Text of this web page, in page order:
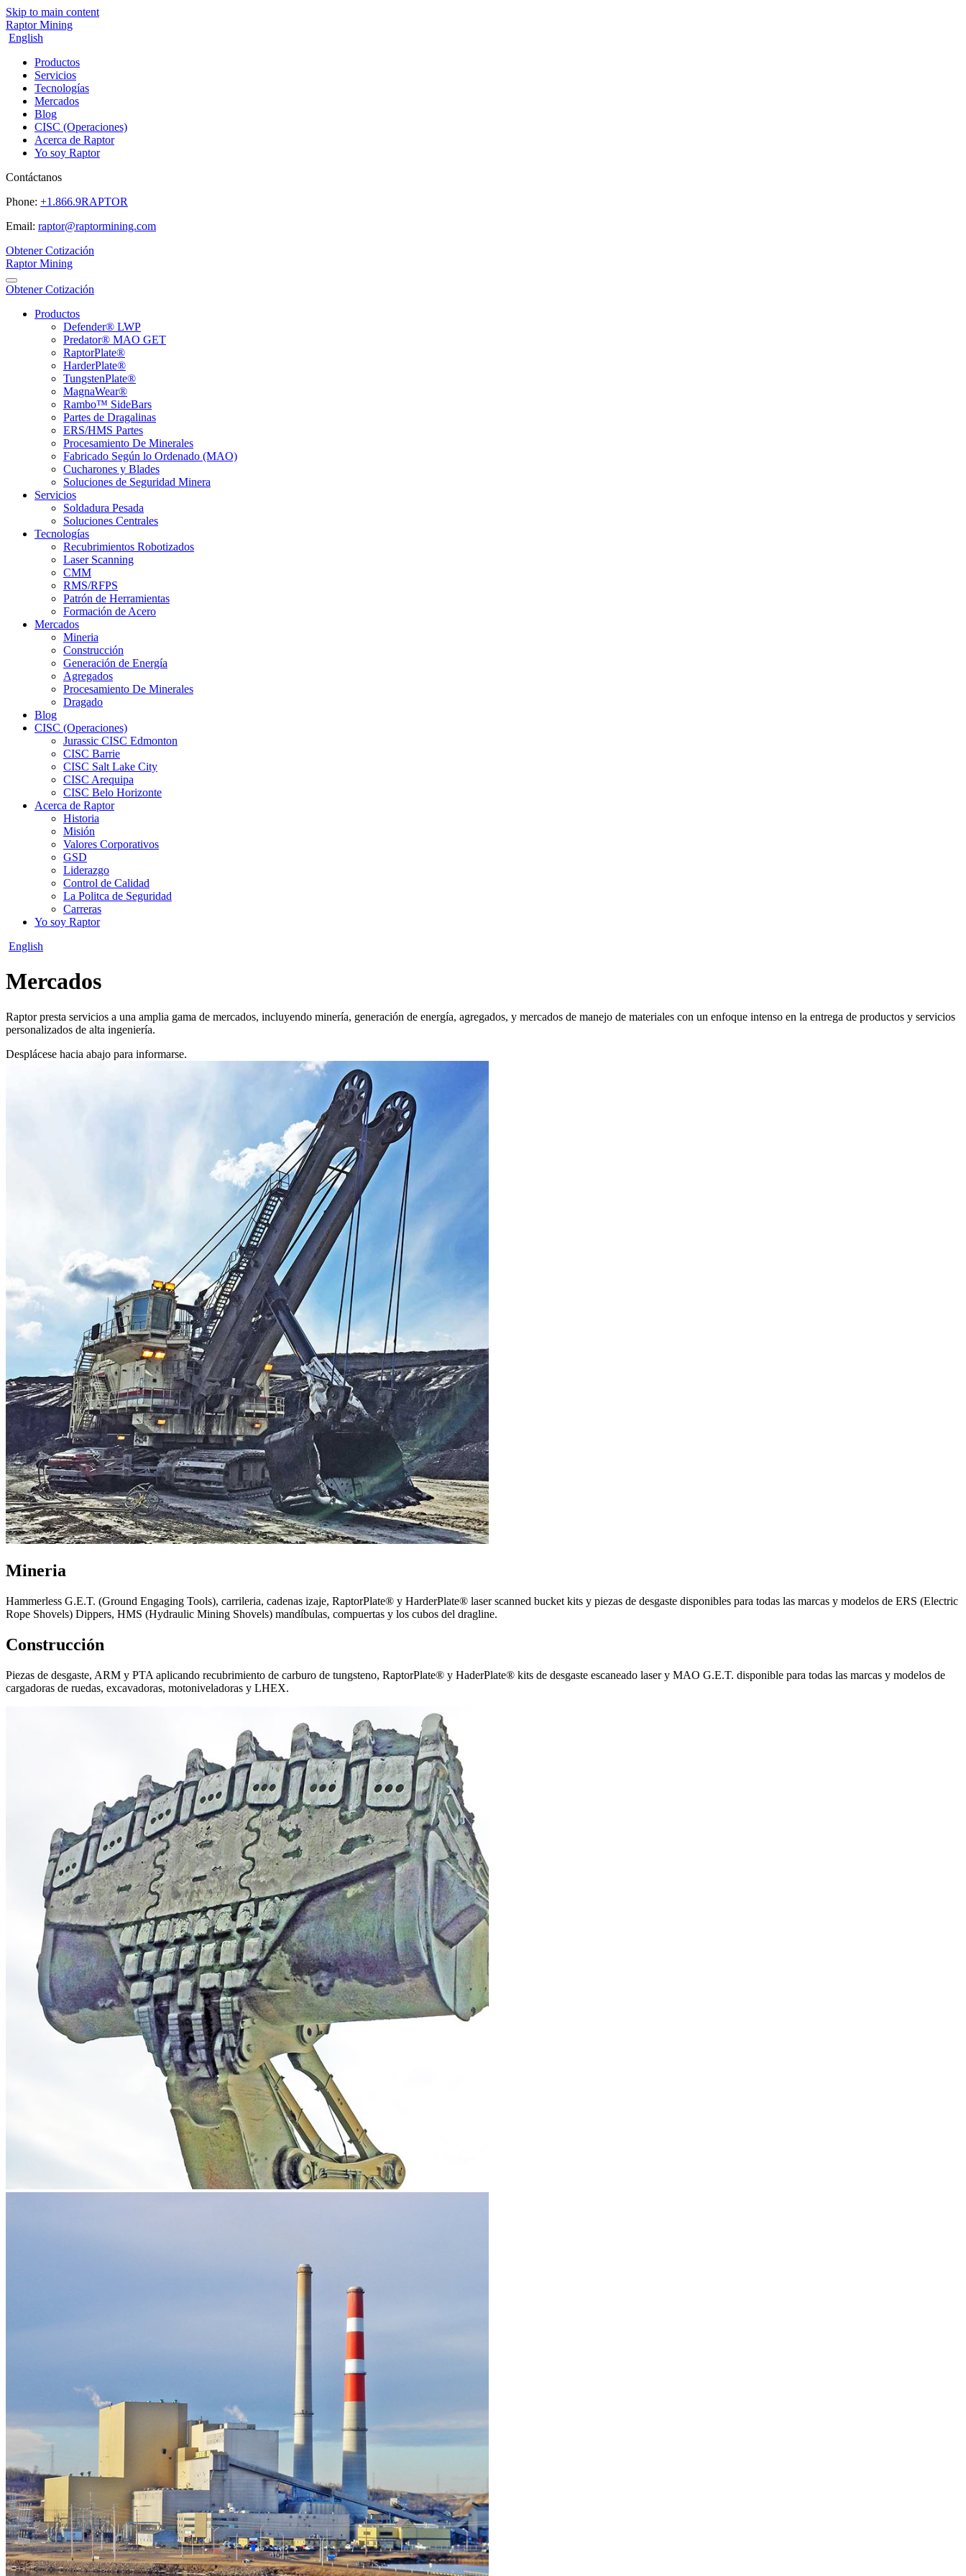
Skip to main content
Raptor Mining
English
Productos
Servicios
Tecnologías
Mercados
Blog
CISC (Operaciones)
Acerca de Raptor
Yo soy Raptor
Contáctanos
Phone: +1.866.9RAPTOR
Email: raptor@raptormining.com
Obtener Cotización
Raptor Mining
Obtener Cotización
Productos
Defender® LWP
Predator® MAO GET
RaptorPlate®
HarderPlate®
TungstenPlate®
MagnaWear®
Rambo™ SideBars
Partes de Dragalinas
ERS/HMS Partes
Procesamiento De Minerales
Fabricado Según lo Ordenado (MAO)
Cucharones y Blades
Soluciones de Seguridad Minera
Servicios
Soldadura Pesada
Soluciones Centrales
Tecnologías
Recubrimientos Robotizados
Laser Scanning
CMM
RMS/RFPS
Patrón de Herramientas
Formación de Acero
Mercados
Mineria
Construcción
Generación de Energía
Agregados
Procesamiento De Minerales
Dragado
Blog
CISC (Operaciones)
Jurassic CISC Edmonton
CISC Barrie
CISC Salt Lake City
CISC Arequipa
CISC Belo Horizonte
Acerca de Raptor
Historia
Misión
Valores Corporativos
GSD
Liderazgo
Control de Calidad
La Politca de Seguridad
Carreras
Yo soy Raptor
English
Mercados
Raptor presta servicios a una amplia gama de mercados, incluyendo minería, generación de energía, agregados, y mercados de manejo de materiales con un enfoque intenso en la entrega de productos y servicios
personalizados de alta ingeniería.
Desplácese hacia abajo para informarse.
Mineria
Hammerless G.E.T. (Ground Engaging Tools), carrileria, cadenas izaje, RaptorPlate® y HarderPlate® laser scanned bucket kits y piezas de desgaste disponibles para todas las marcas y modelos de ERS (Electric
Rope Shovels) Dippers, HMS (Hydraulic Mining Shovels) mandíbulas, compuertas y los cubos del dragline.
Construcción
Piezas de desgaste, ARM y PTA aplicando recubrimiento de carburo de tungsteno, RaptorPlate® y HaderPlate® kits de desgaste escaneado laser y MAO G.E.T. disponible para todas las marcas y modelos de
cargadoras de ruedas, excavadoras, motoniveladoras y LHEX.